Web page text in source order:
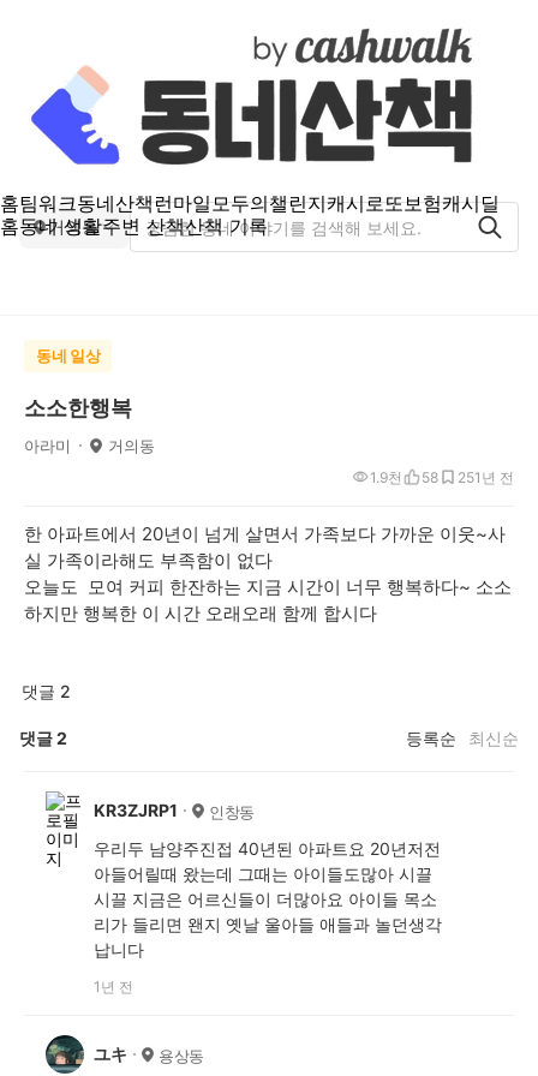
홈팀워크동네산책런마일모두의챌린지캐시로또보험캐시딜
홈동네 생활주변 산책산책 기록
거의동
동네 일상
소소한행복
아라미 거의동
1년 전
1.9천 58 25
한 아파트에서 20년이 넘게 살면서 가족보다 가까운 이웃~사
실 가족이라해도 부족함이 없다
오늘도 모여 커피 한잔하는 지금 시간이 너무 행복하다~ 소소
하지만 행복한 이 시간 오래오래 함께 합시다
댓글 2
댓글2 등록순 최신순
KR3ZJRP1 인창동
우리두 남양주진접 40년된 아파트요 20년저전
아들어릴때 왔는데 그때는 아이들도많아 시끌
시끌 지금은 어르신들이 더많아요 아이들 목소
리가 들리면 왠지 옛날 울아들 애들과 놀던생각
납니다
1년 전
ユキ 용상동